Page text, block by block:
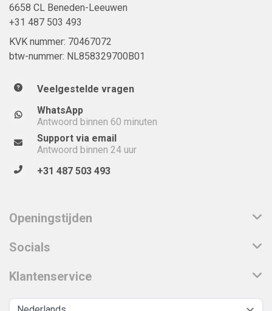
6658 CL Beneden-Leeuwen
+31 487 503 493
KVK nummer: 70467072
btw-nummer: NL858329700B01
Veelgestelde vragen
WhatsApp
Antwoord binnen 60 minuten
Support via email
Antwoord binnen 24 uur
+31 487 503 493
Openingstijden
Socials
Klantenservice